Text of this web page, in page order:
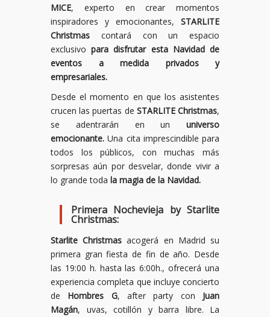
MICE, experto en crear momentos
inspiradores y emocionantes, STARLITE
Christmas contará con un espacio
exclusivo para disfrutar esta Navidad de
eventos a medida privados y
empresariales.
Desde el momento en que los asistentes
crucen las puertas de STARLITE Christmas,
se adentrarán en un universo
emocionante. Una cita imprescindible para
todos los públicos, con muchas más
sorpresas aún por desvelar, donde vivir a
lo grande toda la magia de la Navidad.
Primera Nochevieja by Starlite
Christmas:
Starlite Christmas acogerá en Madrid su
primera gran fiesta de fin de año. Desde
las 19:00 h. hasta las 6:00h., ofrecerá una
experiencia completa que incluye concierto
de Hombres G, after party con Juan
Magán, uvas, cotillón y barra libre. La